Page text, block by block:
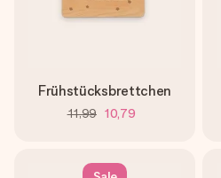
Frühstücksbrettchen
11,99 10,79